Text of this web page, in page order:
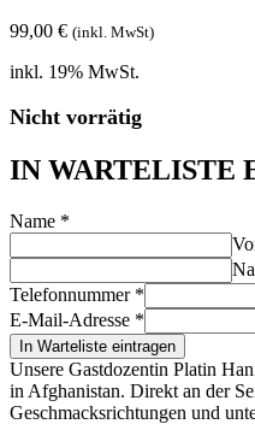
99,00 € (inkl. MwSt)
inkl. 19% MwSt.
Nicht vorrätig
IN WARTELISTE
Name *
Telefonnummer *
E-Mail-Adresse *
In Warteliste eintragen
Unsere Gastdozentin Platin
in Afghanistan. Direkt an der
Geschmacksrichtungen und